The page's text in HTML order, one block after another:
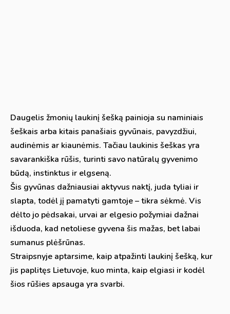
Daugelis žmonių laukinį šešką painioja su naminiais
šeškais arba kitais panašiais gyvūnais, pavyzdžiui,
audinėmis ar kiaunėmis. Tačiau laukinis šeškas yra
savarankiška rūšis, turinti savo natūralų gyvenimo
būdą, instinktus ir elgseną.
Šis gyvūnas dažniausiai aktyvus naktį, juda tyliai ir
slapta, todėl jį pamatyti gamtoje – tikra sėkmė. Vis
dėlto jo pėdsakai, urvai ar elgesio požymiai dažnai
išduoda, kad netoliese gyvena šis mažas, bet labai
sumanus plėšrūnas.
Straipsnyje aptarsime, kaip atpažinti laukinį šešką, kur
jis paplitęs Lietuvoje, kuo minta, kaip elgiasi ir kodėl
šios rūšies apsauga yra svarbi.